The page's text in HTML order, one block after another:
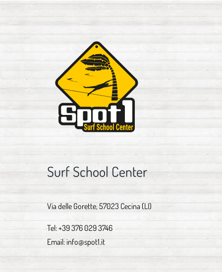
Surf School Center
Via delle Gorette, 57023 Cecina (LI)
Tel:+39 376 029 3746
Email: info@spot1.it